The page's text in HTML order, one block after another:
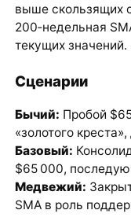
выше скользящих
200‑недельная
текущих значений.
Сценарии
Бычий: Пробой
«золотого
Базовый:
$65 000,
Медвежий:
SMA в роль